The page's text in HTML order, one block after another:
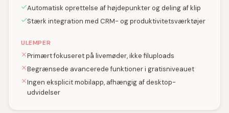
Automatisk oprettelse af højdepunkter og deling af klip
Stærk integration med CRM- og produktivitetsværktøjer
ULEMPER
Primært fokuseret på livemøder, ikke filuploads
Begrænsede avancerede funktioner i gratisniveauet
Ingen eksplicit mobilapp, afhængig af desktop-
udvidelser